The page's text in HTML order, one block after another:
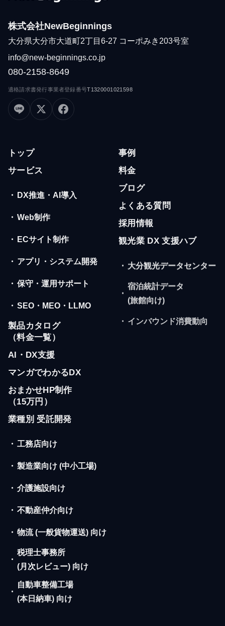
株式会社NewBeginnings
大分県大分市大道町2丁目6-27 コーポみき203号室
info@new-beginnings.co.jp
080-2158-8649
適格請求書発行事業者登録番号T1320001021598
トップ
サービス
・ DX推進・AI導入
・ Web制作
・ ECサイト制作
・ アプリ・システム開発
・ 保守・運用サポート
・ SEO・MEO・LLMO
製品カタログ
（料金一覧）
AI・DX支援
マンガでわかるDX
おまかせHP制作
（15万円）
業種別 受託開発
・ 工務店向け
・ 製造業向け (中小工場)
・ 介護施設向け
・ 不動産仲介向け
・ 物流 (一般貨物運送) 向け
・
税理士事務所
(月次レビュー) 向け
・
自動車整備工場
(本日納車) 向け
事例
料金
ブログ
よくある質問
採用情報
観光業 DX 支援ハブ
・ 大分観光データセンター
・
宿泊統計データ
(旅館向け)
・ インバウンド消費動向